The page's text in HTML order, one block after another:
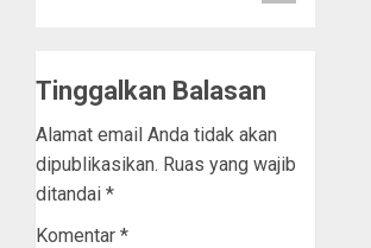
Tinggalkan Balasan
Alamat email Anda tidak akan
dipublikasikan. Ruas yang wajib
ditandai *
Komentar *